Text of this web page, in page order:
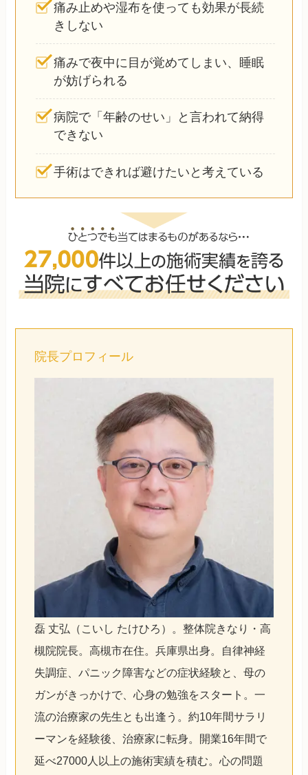
痛み止めや湿布を使っても効果が長続
きしない
痛みで夜中に目が覚めてしまい、睡眠
が妨げられる
病院で「年齢のせい」と言われて納得
できない
手術はできれば避けたいと考えている
院長プロフィール
磊 丈弘（こいし たけひろ）。整体院きなり・高
槻院院長。高槻市在住。兵庫県出身。自律神経
失調症、パニック障害などの症状経験と、母の
ガンがきっかけで、心身の勉強をスタート。一
流の治療家の先生とも出逢う。約10年間サラリ
ーマンを経験後、治療家に転身。開業16年間で
延べ27000人以上の施術実績を積む。心の問題